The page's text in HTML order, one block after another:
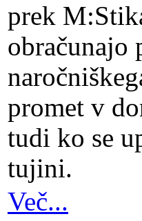
prek
obračunajo
promet v
tudi ko se
tujini.
Več...